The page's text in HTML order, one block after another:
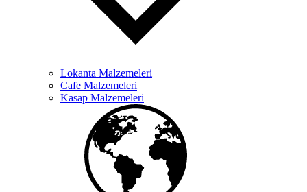
Lokanta Malzemeleri
Cafe Malzemeleri
Kasap Malzemeleri